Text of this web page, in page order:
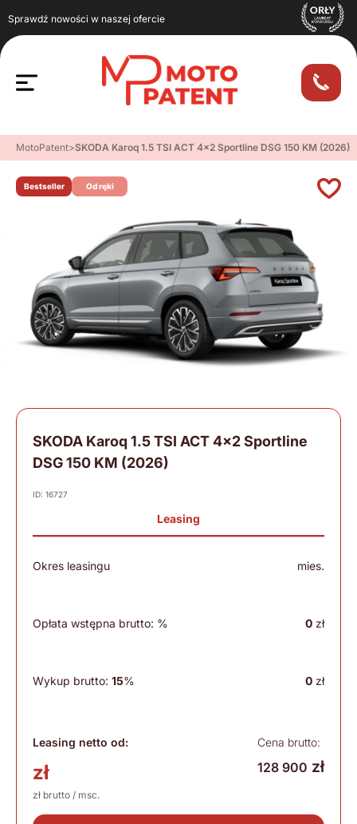
Sprawdź nowości w naszej ofercie
MotoPatent>SKODA Karoq 1.5 TSI ACT 4×2 Sportline DSG 150 KM (2026)
Bestseller Od ręki
SKODA Karoq 1.5 TSI ACT 4×2 Sportline
DSG 150 KM (2026)
ID: 16727
Leasing
Okres leasingu mies.
Opłata wstępna brutto: % 0 zł
Wykup brutto: 15% 0 zł
Leasing netto od:
zł
zł brutto / msc.
Cena brutto:
128 900 zł